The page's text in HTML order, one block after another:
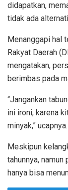
didapatkan,
tidak ada
Menanggapi hal
Rakyat Daerah
mengatakan,
berimbas pada
“Jangankan
ini ironi, karena
minyak,” ucapnya.
Meskipun
tahunnya,
hanya bisa